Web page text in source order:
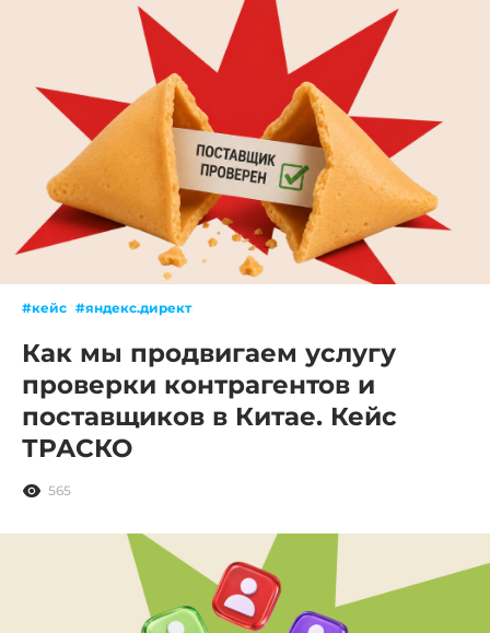
#кейс #яндекс.директ
Как мы продвигаем услугу
проверки контрагентов и
поставщиков в Китае. Кейс
ТРАСКО
565